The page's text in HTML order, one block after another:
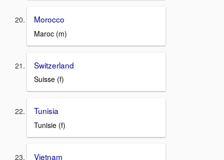
Morocco
Maroc (m)
Switzerland
Suisse (f)
Tunisia
Tunisie (f)
Vietnam